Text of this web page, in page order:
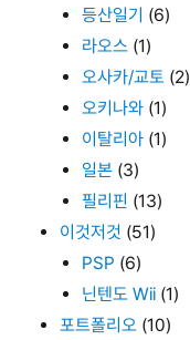
등산일기 (6)
라오스 (1)
오사카/교토 (2)
오키나와 (1)
이탈리아 (1)
일본 (3)
필리핀 (13)
이것저것 (51)
PSP (6)
닌텐도 Wii (1)
포트폴리오 (10)